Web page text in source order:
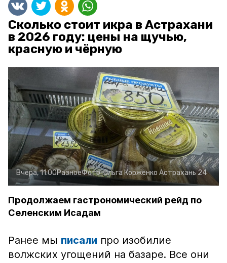
Сколько стоит икра в Астрахани
в 2026 году: цены на щучью,
красную и чёрную
Вчера, 11:00РазноеФото:Ольга Корженко Астрахань 24
Продолжаем гастрономический рейд по
Селенским Исадам
Ранее мы писали про изобилие
волжских угощений на базаре. Все они